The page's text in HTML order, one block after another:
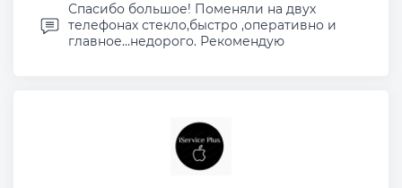
Спасибо большое! Поменяли на двух
телефонах стекло,быстро ,оперативно и
главное...недорого. Рекомендую